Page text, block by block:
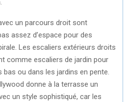
un parcours droit sont
assez d’espace pour des
Les escaliers extérieurs droits
comme escaliers de jardin pour
ou dans les jardins en pente.
donne à la terrasse un
un style sophistiqué, car les